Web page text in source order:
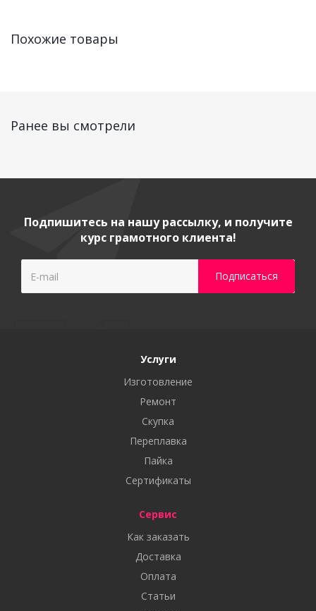
Похожие товары
Ранее вы смотрели
Подпишитесь на нашу рассылку, и получите
курс грамотного клиента!
Услуги
Изготовление
Ремонт
Скупка
Переплавка
Пайка
Сертификаты
Сервис
Как заказать
Доставка
Оплата
Статьи